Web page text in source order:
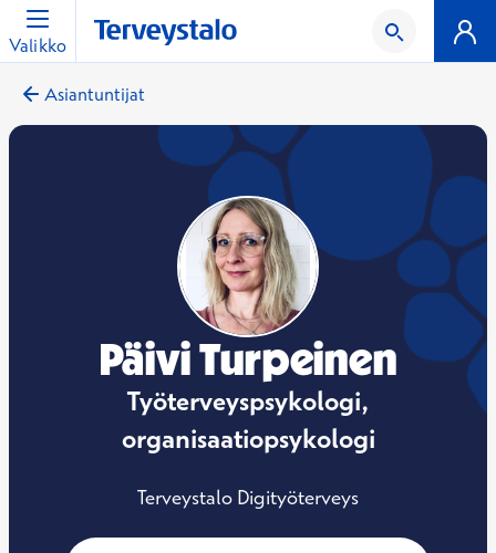
Valikko
Asiantuntijat
Päivi Turpeinen
Työterveyspsykologi,
organisaatiopsykologi
Terveystalo Digityöterveys